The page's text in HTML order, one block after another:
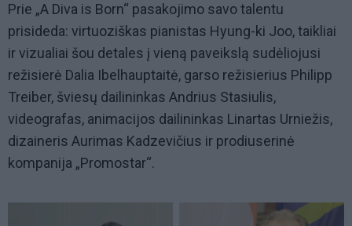
Prie „A Diva is Born“ pasakojimo savo talentu
prisideda: virtuoziškas pianistas Hyung-ki Joo, taikliai
ir vizualiai šou detales į vieną paveikslą sudėliojusi
režisierė Dalia Ibelhauptaitė, garso režisierius Philipp
Treiber, šviesų dailininkas Andrius Stasiulis,
videografas, animacijos dailininkas Linartas Urniežis,
dizaineris Aurimas Kadzevičius ir prodiuserinė
kompanija „Promostar“.